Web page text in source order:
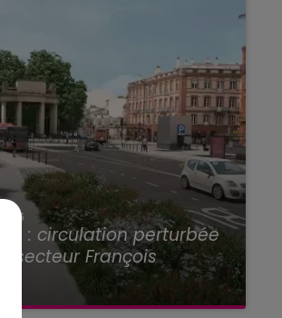
: circulation perturbée
secteur François